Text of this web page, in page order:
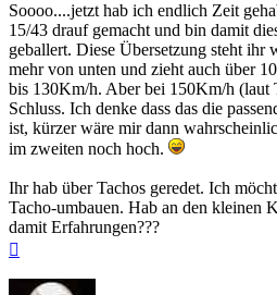
Soooo....jetzt hab ich endlich Zeit
15/43 drauf gemacht und bin damit
geballert. Diese Übersetzung steht ihr
mehr von unten und zieht auch über
bis 130Km/h. Aber bei 150Km/h (laut
Schluss. Ich denke dass das die
ist, kürzer wäre mir dann
im zweiten noch hoch.
Ihr hab über Tachos geredet. Ich
Tacho-umbauen. Hab an den kleinen
damit Erfahrungen???